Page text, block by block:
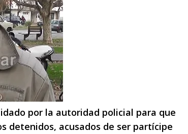
por la autoridad policial para que
detenidos, acusados de ser partícipe